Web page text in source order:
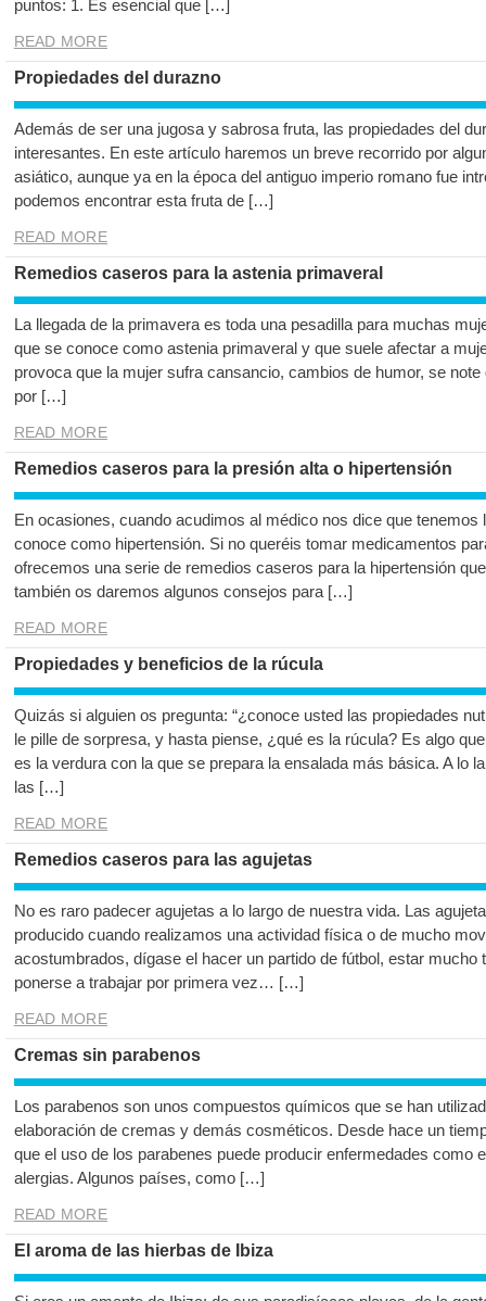
puntos: 1. Es esencial que […]
READ MORE
Propiedades del durazno
Además de ser una jugosa y sabrosa fruta, las propiedades del
interesantes. En este artículo haremos un breve recorrido por
asiático, aunque ya en la época del antiguo imperio romano fue
podemos encontrar esta fruta de […]
READ MORE
Remedios caseros para la astenia primaveral
La llegada de la primavera es toda una pesadilla para muchas
que se conoce como astenia primaveral y que suele afectar a
provoca que la mujer sufra cansancio, cambios de humor, se
por […]
READ MORE
Remedios caseros para la presión alta o hipertensión
En ocasiones, cuando acudimos al médico nos dice que tenemos
conoce como hipertensión. Si no queréis tomar medicamentos
ofrecemos una serie de remedios caseros para la hipertensión
también os daremos algunos consejos para […]
READ MORE
Propiedades y beneficios de la rúcula
Quizás si alguien os pregunta: “¿conoce usted las propiedades
le pille de sorpresa, y hasta piense, ¿qué es la rúcula? Es algo
es la verdura con la que se prepara la ensalada más básica. A lo
las […]
READ MORE
Remedios caseros para las agujetas
No es raro padecer agujetas a lo largo de nuestra vida. Las
producido cuando realizamos una actividad física o de mucho
acostumbrados, dígase el hacer un partido de fútbol, estar mucho
ponerse a trabajar por primera vez… […]
READ MORE
Cremas sin parabenos
Los parabenos son unos compuestos químicos que se han
elaboración de cremas y demás cosméticos. Desde hace un
que el uso de los parabenes puede producir enfermedades como
alergias. Algunos países, como […]
READ MORE
El aroma de las hierbas de Ibiza